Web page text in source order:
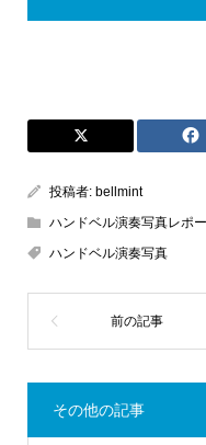
投稿者: bellmint
ハンドベル演奏写真レポ
ハンドベル演奏写真
その他の記事